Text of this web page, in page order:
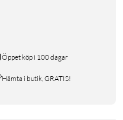
Öppet köp i 100 dagar
Hämta i butik, GRATIS!